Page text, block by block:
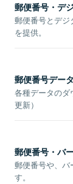
郵便番号・デ
郵便番号とデ
を提供。
郵便番号デー
各種データのダ
更新）
郵便番号・バ
郵便番号や、バ
す。